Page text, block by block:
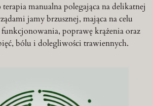
manualna polegająca na delikatnej
jamy brzusznej, mająca na celu
poprawę krążenia oraz
bólu i dolegliwości trawiennych.